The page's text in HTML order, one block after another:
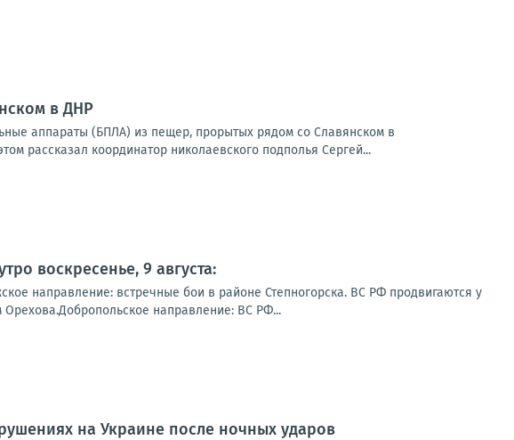
в ДНР
аппараты (БПЛА) из пещер, прорытых рядом со Славянском в
рассказал координатор николаевского подполья Сергей...
воскресенье, 9 августа:
направление: встречные бои в районе Степногорска. ВС РФ продвигаются у
направление: ВС РФ...
на Украине после ночных ударов